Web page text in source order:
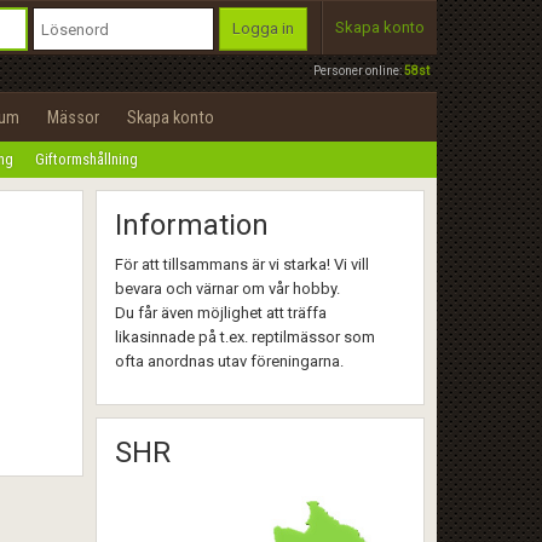
Personer online:58st
Logga in Skapa konto
Mässor Skapa konto
Giftormshållning
Information
För att tillsammans är vi starka! Vi vill
bevara och värnar om vår hobby.
Du får även möjlighet att träffa
likasinnade på t.ex. reptilmässor som
ofta anordnas utav föreningarna.
SHR